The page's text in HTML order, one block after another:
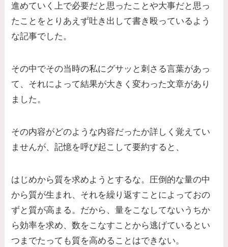
進めていく上で必要だと思ったことや大事だと思っ
たことをとりあえず吐き出して書き殴っているよう
な記事でした。
その中でその当時の私にグサッと刺さる言葉があっ
て、それによって結果が大きく変わった文章があり
ました。
その内容がどのような内容だったか詳しく覚えてい
ませんが、記憶を呼び起こして要約すると、
はじめから質を求めようとするな。圧倒的な量の中
から質が生まれ、それを繰り返すことによっておの
ずと質が高まる。だから、量をこなしてないうちか
ら効率を求め、数をこなすことから逃げているとい
つまでたっても質を高めることはできない。